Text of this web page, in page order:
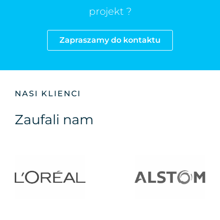
projekt ?
Zapraszamy do kontaktu
NASI KLIENCI
Zaufali nam